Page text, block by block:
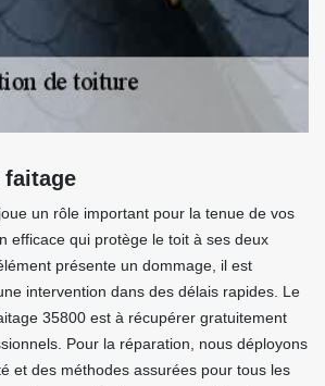
faitage
un rôle important pour la tenue de vos
efficace qui protège le toit à ses deux
présente un dommage, il est
intervention dans des délais rapides. Le
35800 est à récupérer gratuitement
Pour la réparation, nous déployons
et des méthodes assurées pour tous les